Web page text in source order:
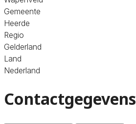
Gemeente
Heerde
Regio
Gelderland
Land
Nederland
Contactgegevens